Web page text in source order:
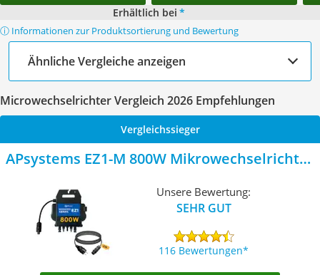
Erhältlich bei *
ⓘ Informationen zur Produktsortierung und Bewertung
Ähnliche Vergleiche anzeigen
Microwechselrichter Vergleich 2026 Empfehlungen
Vergleichssieger
APsystems EZ1-M 800W Mikrowechselrichter
Unsere Bewertung:
SEHR GUT
116 Bewertungen